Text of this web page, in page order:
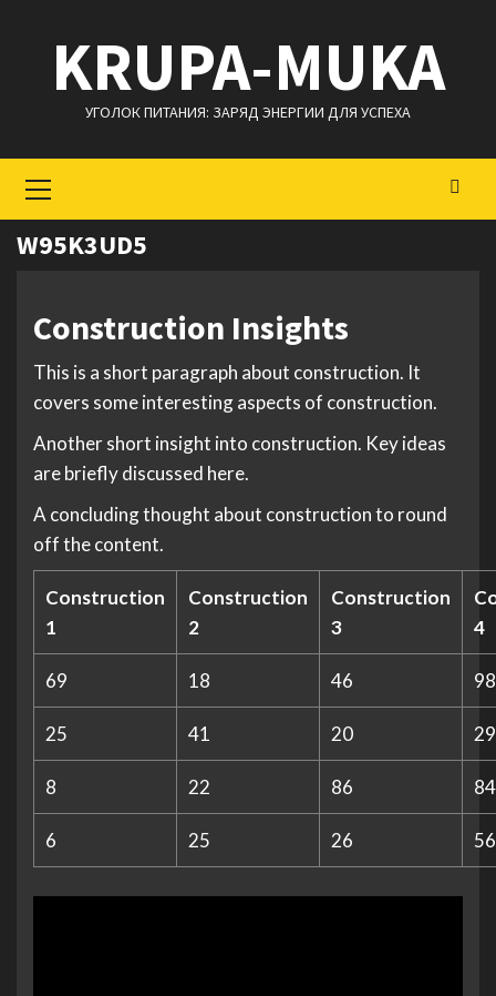
содержимому
KRUPA-MUKA
УГОЛОК ПИТАНИЯ: ЗАРЯД ЭНЕРГИИ ДЛЯ УСПЕХА
меню
W95K3UD5
Construction Insights
This is a short paragraph about construction. It
covers some interesting aspects of construction.
Another short insight into construction. Key ideas
are briefly discussed here.
A concluding thought about construction to round
off the content.
Construction
1
Construction
2
Construction
3
4
69 18 46 98
25 41 20 29
8 22 86 84
6 25 26 56